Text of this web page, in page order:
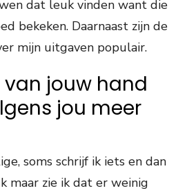
dat leuk vinden want die
bekeken. Daarnaast zijn de
mijn uitgaven populair.
van jouw hand
jou meer
soms schrijf ik iets en dan
maar zie ik dat er weinig